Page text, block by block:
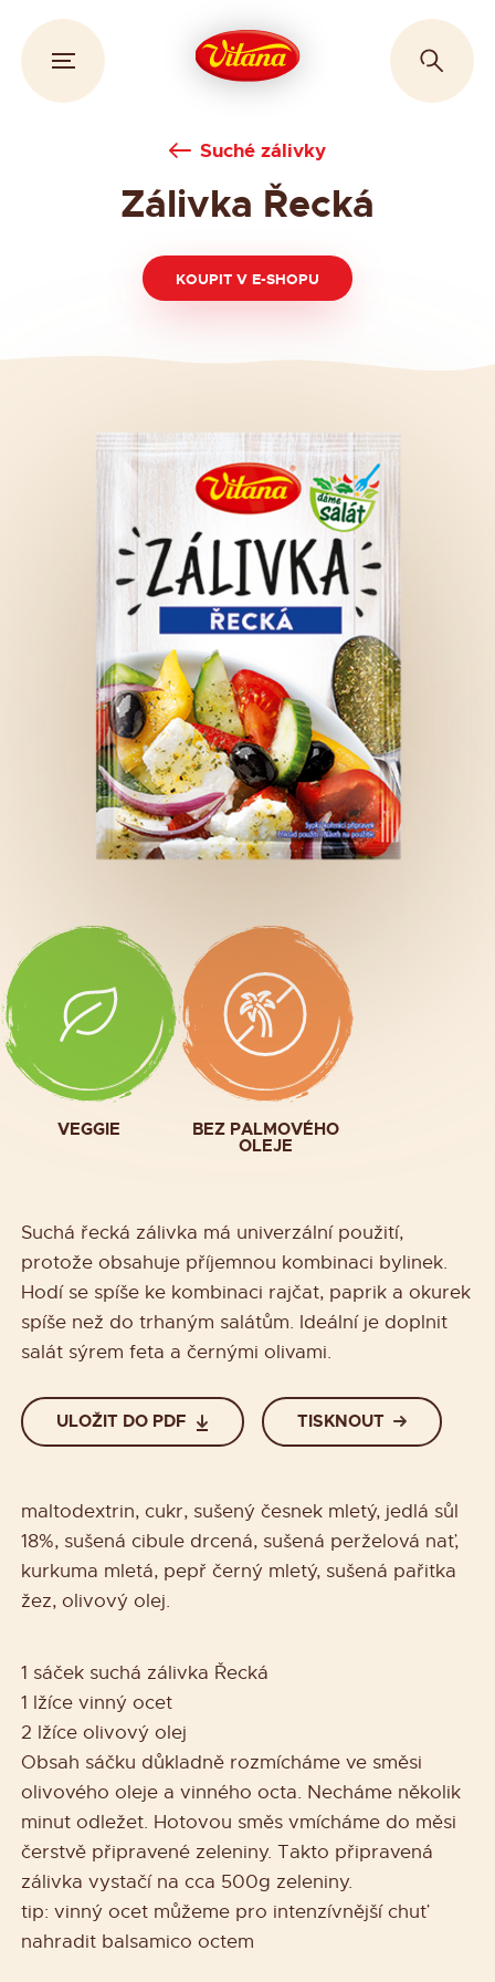
Suché zálivky
Zálivka Řecká
KOUPIT V E-SHOPU
VEGGIE BEZ PALMOVÉHO
OLEJE
Suchá řecká zálivka má univerzální použití,
protože obsahuje příjemnou kombinaci bylinek.
Hodí se spíše ke kombinaci rajčat, paprik a okurek
spíše než do trhaným salátům. Ideální je doplnit
salát sýrem feta a černými olivami.
ULOŽIT DO PDF TISKNOUT
maltodextrin, cukr, sušený česnek mletý, jedlá sůl
18%, sušená cibule drcená, sušená perželová nať,
kurkuma mletá, pepř černý mletý, sušená pařitka
žez, olivový olej.
1 sáček suchá zálivka Řecká
1 lžíce vinný ocet
2 lžíce olivový olej
Obsah sáčku důkladně rozmícháme ve směsi
olivového oleje a vinného octa. Necháme několik
minut odležet. Hotovou směs vmícháme do měsi
čerstvě připravené zeleniny. Takto připravená
zálivka vystačí na cca 500g zeleniny.
tip: vinný ocet můžeme pro intenzívnější chuť
nahradit balsamico octem